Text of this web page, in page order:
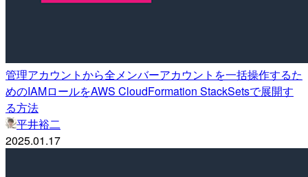
管理アカウントから全メンバーアカウントを一括操作するた
めのIAMロールをAWS CloudFormation StackSetsで展開す
る方法
平井裕二
2025.01.17